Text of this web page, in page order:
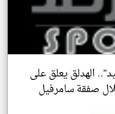
الهدلق يعلق على
صفقة سامرفيل